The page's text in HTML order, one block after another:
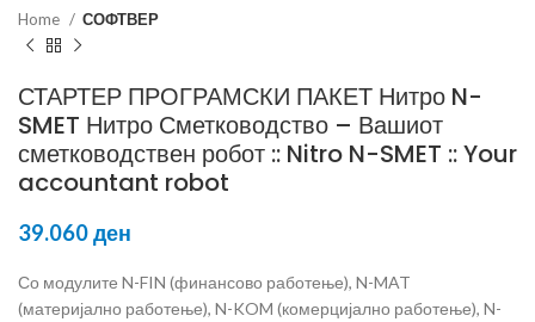
Home СОФТВЕР
СТАРТЕР ПРОГРАМСКИ ПАКЕТ Нитро N-
SMET Нитро Сметководство – Вашиот
сметководствен робот :: Nitro N-SMET :: Your
accountant robot
39.060ден
Со модулите N-FIN (финансово работење), N-MAT
(материјално работење), N-KOM (комерцијално работење), N-